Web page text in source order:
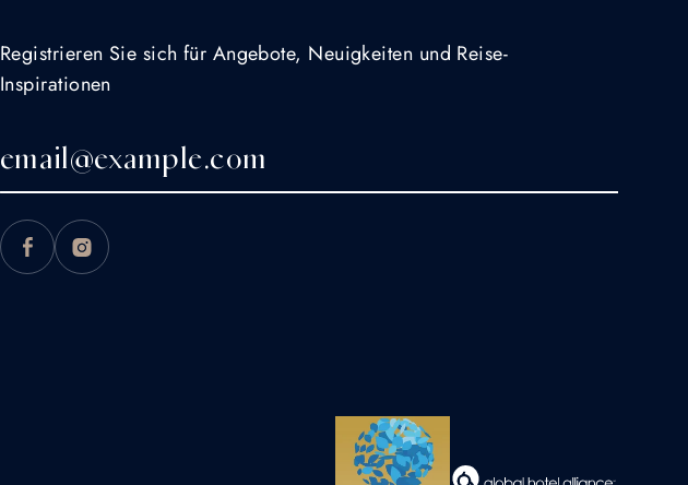
Registrieren Sie sich für Angebote, Neuigkeiten und Reise-
Inspirationen